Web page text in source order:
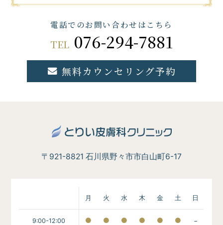
電話でのお問い合わせはこちら
TEL 076-294-7881
無料カウンセリング予約
〒921-8821 石川県野々市市白山町6-17
月 火 水 木 金 土 日
9:00-12:00 −